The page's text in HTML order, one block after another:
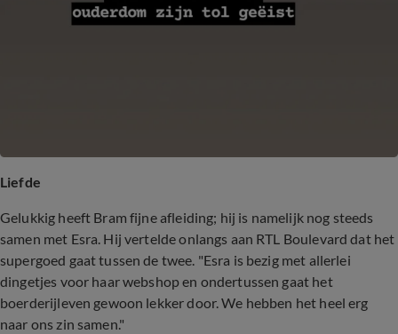
Liefde
Gelukkig heeft Bram fijne afleiding; hij is namelijk nog steeds
samen met Esra. Hij vertelde onlangs aan RTL Boulevard dat het
supergoed gaat tussen de twee. "Esra is bezig met allerlei
dingetjes voor haar webshop en ondertussen gaat het
boerderijleven gewoon lekker door. We hebben het heel erg
naar ons zin samen."